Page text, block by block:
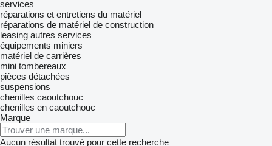
services
réparations et entretiens du matériel
réparations de matériel de construction
leasing autres services
équipements miniers
matériel de carrières
mini tombereaux
pièces détachées
suspensions
chenilles caoutchouc
chenilles en caoutchouc
Marque
Aucun résultat trouvé pour cette recherche